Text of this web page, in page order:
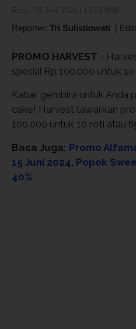
Reporter: Tri Sulistiowati |
PROMO HARVEST -
spesial Rp 100.000 untuk
Kabar gembira untuk Anda
cake! Harvest tawarkan
100.000 untuk 10 roti atau
Baca Juga: Promo
15 Juni 2024, Popok
40%